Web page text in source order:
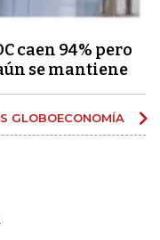
caen 94% pero
se mantiene
GLOBOECONOMÍA